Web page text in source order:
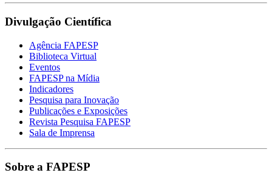
Divulgação Científica
Agência FAPESP
Biblioteca Virtual
Eventos
FAPESP na Mídia
Indicadores
Pesquisa para Inovação
Publicações e Exposições
Revista Pesquisa FAPESP
Sala de Imprensa
Sobre a FAPESP